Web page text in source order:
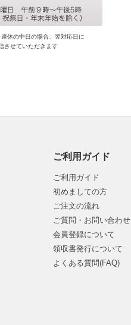
休の中日の場合、翌対応日に
させていただきます
ご利用ガイド
ご利用ガイド
初めましての方
ご注文の流れ
ご質問・お問い合わせ
会員登録について
領収書発行について
よくある質問(FAQ)